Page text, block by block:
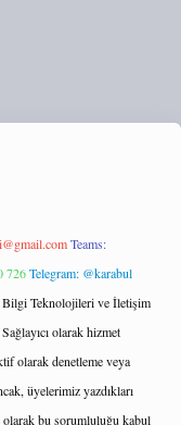
Teams:
726Telegram: @karabul
Bilgi Teknolojileri ve İletişim
olarak hizmet
olarak denetleme veya
üyelerimiz yazdıkları
bu sorumluluğu kabul